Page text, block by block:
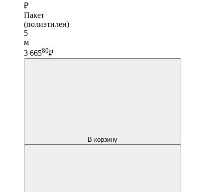
₽
Пакет
(полиэтилен)
5
м
3 66580₽
В корзину